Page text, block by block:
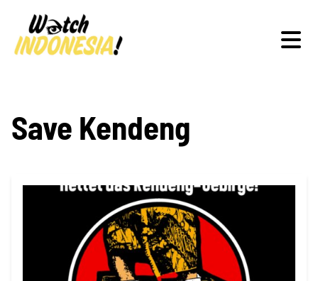
Schwerpunkte
Veranstaltungen
Publikationen
Save Kendeng